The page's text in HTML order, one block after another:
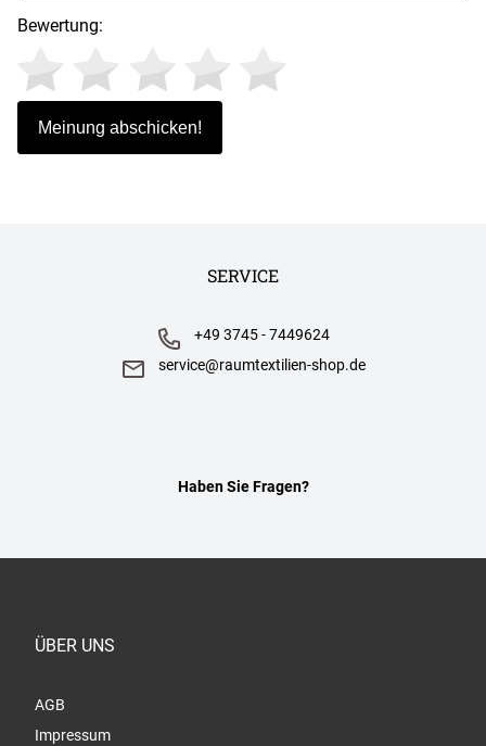
Bewertung:
SERVICE
Haben Sie Fragen?
+49 3745 - 7449624
service@raumtextilien-shop.de
ÜBER UNS
AGB
Impressum